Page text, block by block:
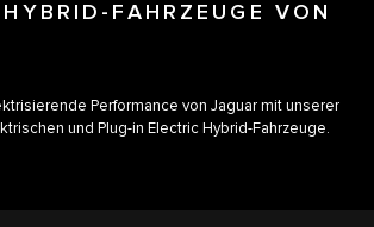
FAHRZEUGE​ VON
Performance von Jaguar mit unserer
und Plug-in Electric Hybrid-Fahrzeuge​.